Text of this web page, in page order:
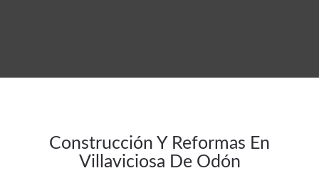
Construcción Y Reformas En
Villaviciosa De Odón